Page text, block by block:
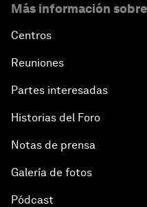
Más información
Centros
Reuniones
Partes interesadas
Historias del Foro
Notas de prensa
Galería de fotos
Pódcast